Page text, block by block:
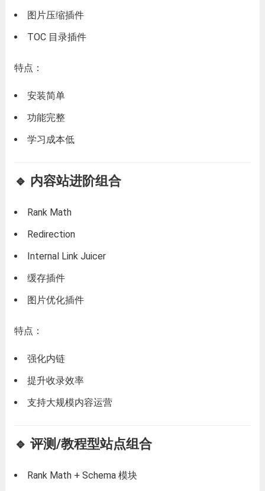
图片压缩插件
TOC 目录插件
特点：
安装简单
功能完整
学习成本低
🔹 内容站进阶组合
Rank Math
Redirection
Internal Link Juicer
缓存插件
图片优化插件
特点：
强化内链
提升收录效率
支持大规模内容运营
🔹 评测/教程型站点组合
Rank Math + Schema 模块